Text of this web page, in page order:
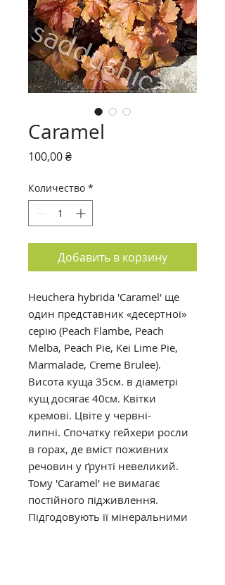
Caramel
100,00 ₴Цена
Количество *
Добавить в корзину
Heuchera hybrida 'Caramel' ще
один представник «десертної»
серію (Peach Flambe, Peach
Melba, Peach Pie, Kei Lime Pie,
Marmalade, Сreme Brulee).
Висота куща 35см. в діаметрі
кущ досягає 40см. Квітки
кремові. Цвіте у червні-
липні. Спочатку гейхери росли
в горах, де вміст поживних
речовин у ґрунті невеликий.
Тому 'Caramel' не вимагає
постійного підживлення.
Підгодовують її мінеральними